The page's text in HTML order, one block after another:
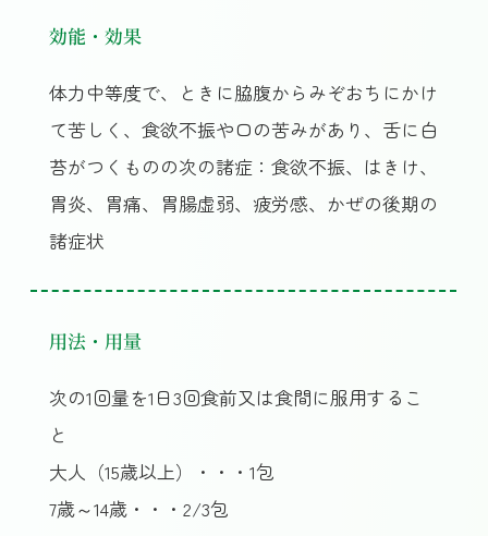
効能・効果
体力中等度で、ときに脇腹からみぞおちにかけ
て苦しく、食欲不振や口の苦みがあり、舌に白
苔がつくものの次の諸症：食欲不振、はきけ、
胃炎、胃痛、胃腸虚弱、疲労感、かぜの後期の
諸症状
用法・用量
次の1回量を1日3回食前又は食間に服用するこ
と
大人（15歳以上）・・・1包
7歳～14歳・・・2/3包